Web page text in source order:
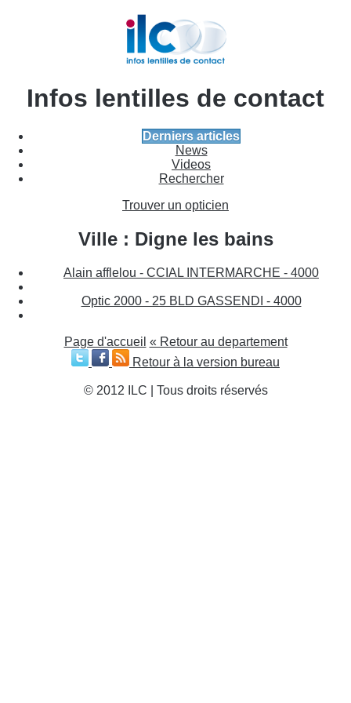
Infos lentilles de contact
Derniers articles
News
Videos
Rechercher
Trouver un opticien
Ville : Digne les bains
Alain afflelou - CCIAL INTERMARCHE - 4000
Optic 2000 - 25 BLD GASSENDI - 4000
Page d'accueil « Retour au departement
Retour à la version bureau
© 2012 ILC | Tous droits réservés